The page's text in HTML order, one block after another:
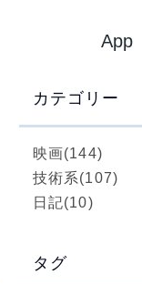
App
カテゴリー
映画(144)
技術系(107)
日記(10)
タグ